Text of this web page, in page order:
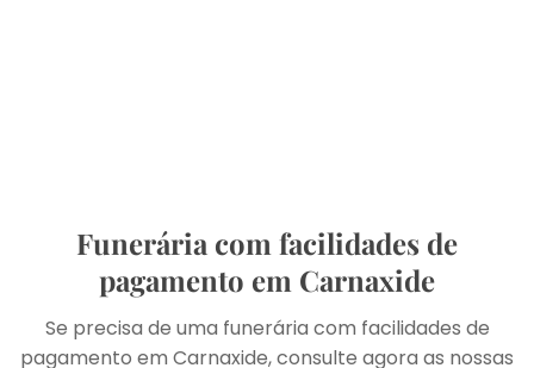
Funerária com facilidades de
pagamento em Carnaxide
Se precisa de uma funerária com facilidades de
pagamento em Carnaxide, consulte agora as nossas